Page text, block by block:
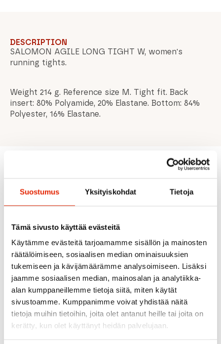
Suostumus Yksityiskohdat Tietoja
Tämä sivusto käyttää evästeitä
Käytämme evästeitä tarjoamamme sisällön ja mainosten
räätälöimiseen, sosiaalisen median ominaisuuksien
tukemiseen ja kävijämäärämme analysoimiseen. Lisäksi
jaamme sosiaalisen median, mainosalan ja analytiikka-
alan kumppaneillemme tietoja siitä, miten käytät
sivustoamme. Kumppanimme voivat yhdistää näitä
tietoja muihin tietoihin, joita olet antanut heille tai joita on
kerätty, kun olet käyttänyt heidän palvelujaan.
DESCRIPTION
SALOMON AGILE LONG TIGHT W, women's
running tights.
Weight 214 g. Reference size M. Tight fit. Back
insert: 80% Polyamide, 20% Elastane. Bottom: 84%
Polyester, 16% Elastane.
Patagonia
Patagonia
Endless
Run 7/8
Icebreaker
Icebreaker
Merino Blend
75 Cool-Lite™
Rukka
Rukka
Picture
Organic
Clothing
Outif